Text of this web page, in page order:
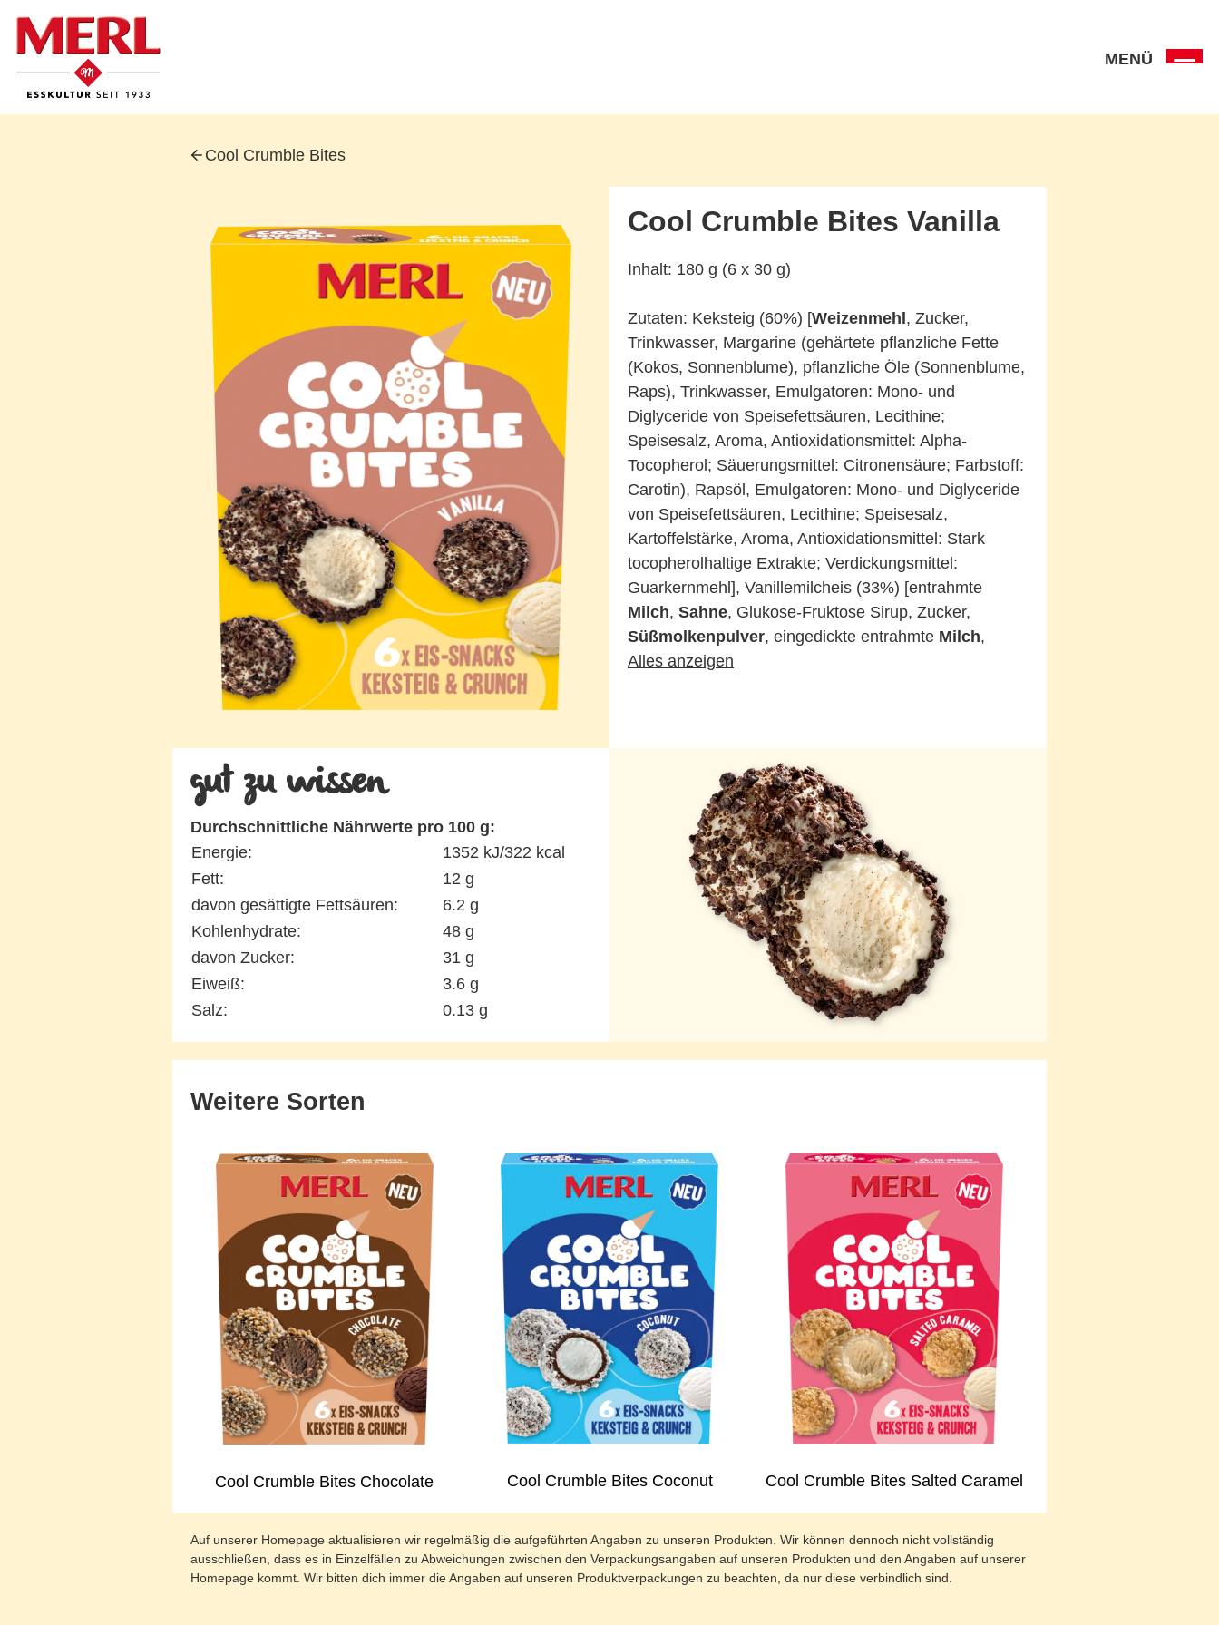
content
MENÜ
Cool Crumble Bites
Cool Crumble Bites Vanilla
Inhalt: 180 g (6 x 30 g)
Zutaten: Keksteig (60%) [Weizenmehl , Zucker,
Trinkwasser, Margarine (gehärtete pflanzliche Fette
(Kokos, Sonnenblume), pflanzliche Öle (Sonnenblume,
Raps), Trinkwasser, Emulgatoren: Mono- und
Diglyceride von Speisefettsäuren, Lecithine;
Speisesalz, Aroma, Antioxidationsmittel: Alpha-
Tocopherol; Säuerungsmittel: Citronensäure; Farbstoff:
Carotin), Rapsöl, Emulgatoren: Mono- und Diglyceride
von Speisefettsäuren, Lecithine; Speisesalz,
Kartoffelstärke, Aroma, Antioxidationsmittel: Stark
tocopherolhaltige Extrakte; Verdickungsmittel:
Guarkernmehl], Vanillemilcheis (33%) [entrahmte
Milch, Sahne, Glukose-Fruktose Sirup, Zucker,
Süßmolkenpulver, eingedickte entrahmte Milch,
Alles anzeigen
gut zu wissen
Durchschnittliche Nährwerte pro 100 g:
Energie:
1352 kJ/322 kcal
Fett:
12 g
davon gesättigte Fettsäuren:
6.2 g
Kohlenhydrate:
48 g
davon Zucker:
31 g
Eiweiß:
3.6 g
Salz:
0.13 g
Weitere Sorten
Cool Crumble Bites Chocolate Cool Crumble Bites Coconut Cool Crumble Bites Salted Caramel
Auf unserer Homepage aktualisieren wir regelmäßig die aufgeführten Angaben zu unseren Produkten. Wir können dennoch nicht vollständig
ausschließen, dass es in Einzelfällen zu Abweichungen zwischen den Verpackungsangaben auf unseren Produkten und den Angaben auf unserer
Homepage kommt. Wir bitten dich immer die Angaben auf unseren Produktverpackungen zu beachten, da nur diese verbindlich sind.